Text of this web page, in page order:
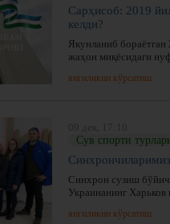
Сарҳисоб: 2019
келди?
Якунланиб
жаҳон миқёсидаги
янгиликни кўрсатиш
Сув спорти
Синхрон сузиш
Украинанинг
янгиликни кўрсатиш